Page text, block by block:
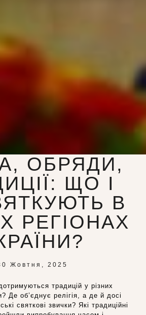
ОБРЯДИ,
ЩО І
В
РЕГІОНАХ
Жовтня, 2025
традицій у різних
Де об’єднує релігія, а де й досі
святкові звички? Які традиційні